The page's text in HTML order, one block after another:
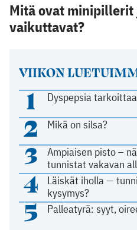
VIIKON
1 Dyspepsia
2 Mikä on silsa?
3
Ampiaisen pisto –
tunnistat vakavan
4
Läiskät iholla —
kysymys?
5 Palleatyrä: syyt,
Mitä ovat minipillerit
vaikuttavat?